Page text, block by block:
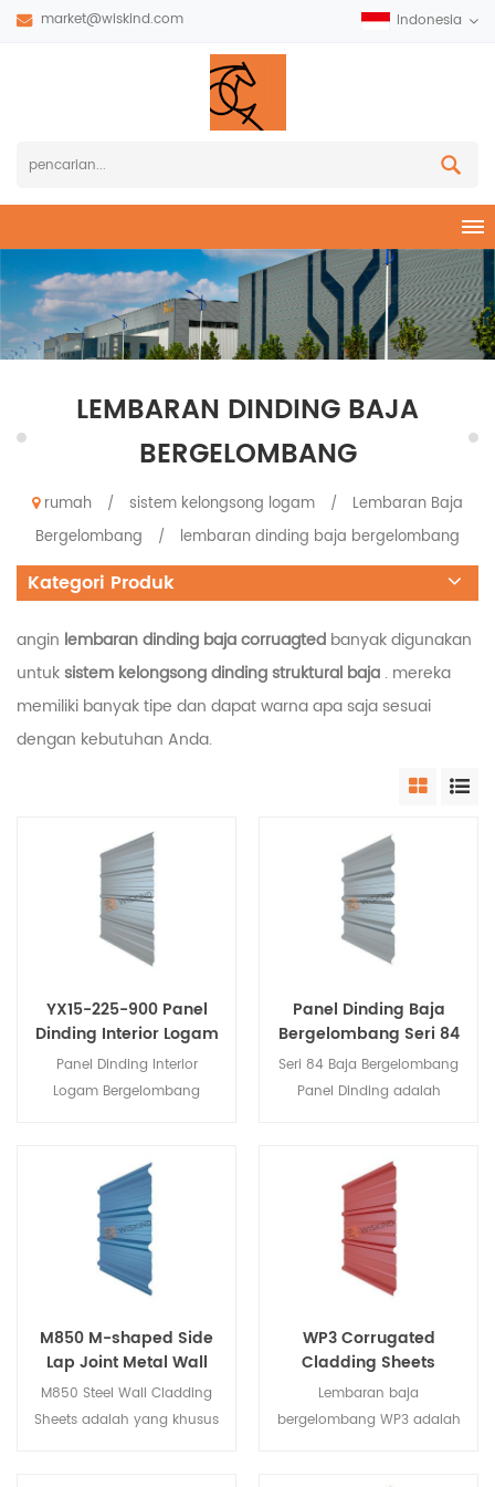
market@wiskind.com Indonesia
LEMBARAN DINDING BAJA
BERGELOMBANG
rumah / sistem kelongsong logam /
Lembaran Baja
Bergelombang
/ lembaran dinding baja bergelombang
Kategori Produk
angin lembaran dinding baja corruagted banyak digunakan
untuk sistem kelongsong dinding struktural baja . mereka
memiliki banyak tipe dan dapat warna apa saja sesuai
dengan kebutuhan Anda.
YX15-225-900 Panel
Dinding Interior Logam
Bergelombang
Panel Dinding Interior
Logam Bergelombang
atap atau dinding, papan
pelapis kanopi besar,
ditempatkan di dalam
purlin utama. Ini juga
merupakan jenis panel
dinding bergelombang
yang paling umum di
pasar.
Panel Dinding Baja
Bergelombang Seri 84
Kombinasi Sesuai
Keinginan, Kreativitas
Tanpa Batas
Seri 84 Baja Bergelombang
Panel Dinding adalah
Melalui susunan dan
kombinasi nada
gelombang dengan lebar
yang tidak sama,
memberikan kesan ritme
dinding vertikal yang unik
panel, mengubah kesan
garis padat monoton dari
veneer vertikal biasa.
M850 M-shaped Side
Lap Joint Metal Wall
Cladding Sheets
M850 Steel Wall Cladding
Sheets adalah yang khusus
WP3 Corrugated
Cladding Sheets
dengan Over Lap Joint
Lembaran baja
bergelombang WP3 adalah